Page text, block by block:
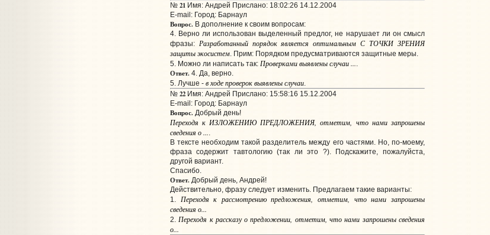
№ 21Имя: Андрей Прислано: 18:02:26 14.12.2004
E-mail: Город: Барнаул
Вопрос.В дополнение к своим вопросам:
4. Верно ли использован выделенный предлог, не нарушает ли он смысл
фразы: Разработанный порядок является оптимальным С ТОЧКИ ЗРЕНИЯ
защиты экосистем. Прим: Порядком предусматриваются защитные меры.
5. Можно ли написать так: Проверками выявлены случаи ....
Ответ.4. Да, верно.
5. Лучше - в ходе проверок выявлены случаи.
№ 22Имя: Андрей Прислано: 15:58:16 15.12.2004
E-mail: Город: Барнаул
Вопрос.Добрый день!
Переходя к ИЗЛОЖЕНИЮ ПРЕДЛОЖЕНИЯ, отметим, что нами запрошены
сведения о ....
В тексте необходим такой разделитель между его частями. Но, по-моему,
фраза содержит тавтологию (так ли это ?). Подскажите, пожалуйста,
другой вариант.
Спасибо.
Ответ.Добрый день, Андрей!
Действительно, фразу следует изменить. Предлагаем такие варианты:
1.
Переходяк рассмотрению предложения , отметим, что нами запрошены
сведения о...
2.Переходя к рассказу о предложении , отметим, что нами запрошены сведения
о...